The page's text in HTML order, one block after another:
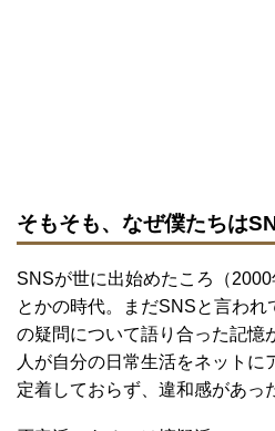
そもそも、なぜ僕たちは
SNSが世に出始めたころ（
とかの時代。まだSNSと言われ
の疑問について語り合った記憶
人が自分の日常生活をネットに
定着しておらず、違和感があっ